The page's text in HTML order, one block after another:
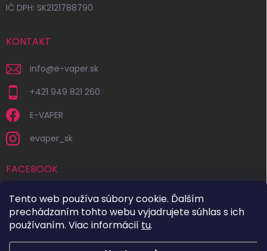
Tento web používa súbory cookie. Ďalším
prechádzaním tohto webu vyjadrujete súhlas s ich
používaním. Viac informácií tu.
IČ DPH: SK2121788790
KONTAKT
info@e-vaper.sk
+421 949 821 260
E-VAPER
evaper_sk
FACEBOOK